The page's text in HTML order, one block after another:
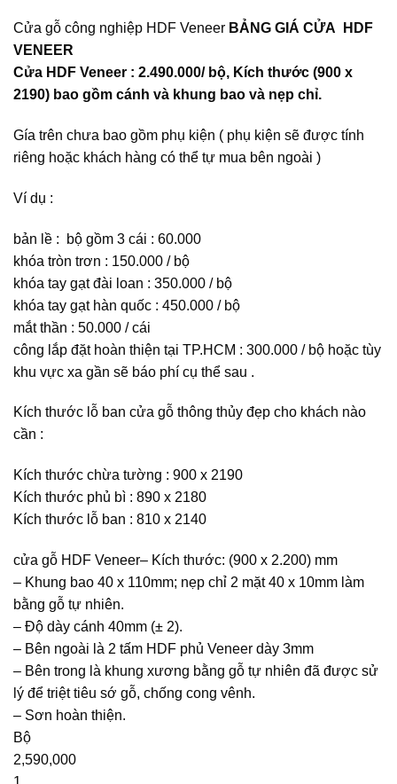
Cửa gỗ công nghiệp HDF Veneer BẢNG GIÁ CỬA HDF
VENEER
Cửa HDF Veneer : 2.490.000/ bộ, Kích thước (900 x
2190) bao gồm cánh và khung bao và nẹp chỉ.
Gía trên chưa bao gồm phụ kiện ( phụ kiện sẽ được tính
riêng hoặc khách hàng có thể tự mua bên ngoài )
Ví dụ :
bản lề : bộ gồm 3 cái : 60.000
khóa tròn trơn : 150.000 / bộ
khóa tay gạt đài loan : 350.000 / bộ
khóa tay gạt hàn quốc : 450.000 / bộ
mắt thần : 50.000 / cái
công lắp đặt hoàn thiện tại TP.HCM : 300.000 / bộ hoặc tùy
khu vực xa gần sẽ báo phí cụ thể sau .
Kích thước lỗ ban cửa gỗ thông thủy đẹp cho khách nào
cần :
Kích thước chừa tường : 900 x 2190
Kích thước phủ bì : 890 x 2180
Kích thước lỗ ban : 810 x 2140
cửa gỗ HDF Veneer– Kích thước: (900 x 2.200) mm
– Khung bao 40 x 110mm; nẹp chỉ 2 mặt 40 x 10mm làm
bằng gỗ tự nhiên.
– Độ dày cánh 40mm (± 2).
– Bên ngoài là 2 tấm HDF phủ Veneer dày 3mm
– Bên trong là khung xương bằng gỗ tự nhiên đã được sử
lý để triệt tiêu sớ gỗ, chống cong vênh.
– Sơn hoàn thiện.
Bộ
2,590,000